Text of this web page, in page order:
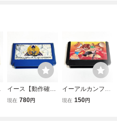
イース【動作確認
済】８本まで同梱
現在 780円
イーアルカンフー
【動作確認済】８
現在 150円